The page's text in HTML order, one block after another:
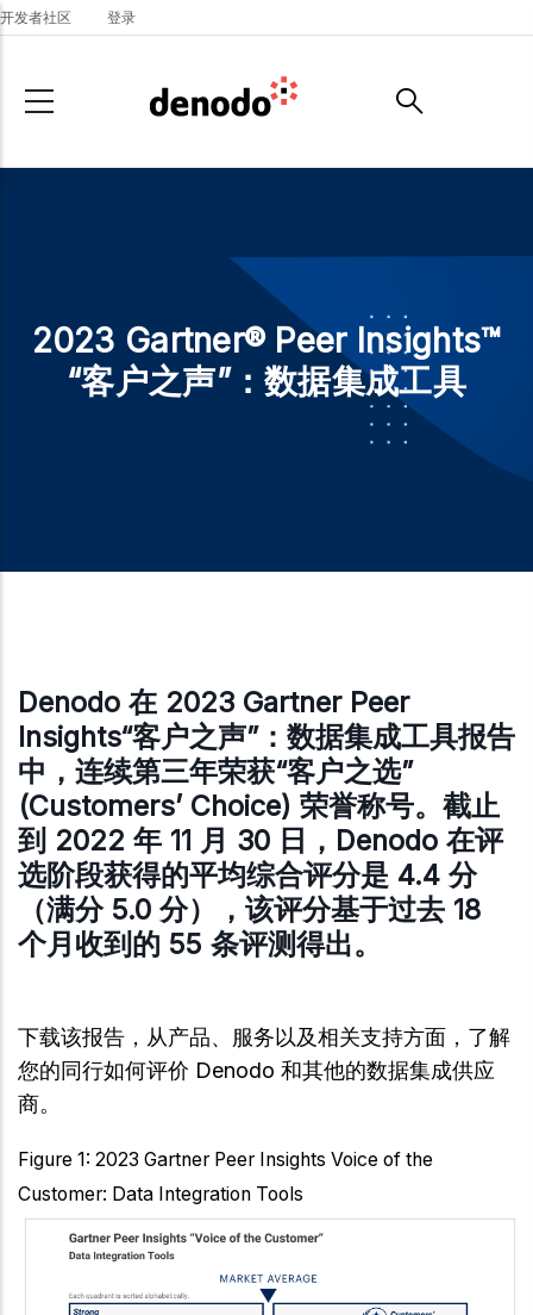
Skip to main content
开发者社区 登录
2023 Gartner® Peer Insights™
“客户之声”：数据集成工具
Denodo 在 2023 Gartner Peer
Insights“客户之声”：数据集成工具报告
中，连续第三年荣获“客户之选”
(Customers’ Choice) 荣誉称号。截止
到 2022 年 11 月 30 日，Denodo 在评
选阶段获得的平均综合评分是 4.4 分
（满分 5.0 分），该评分基于过去 18
个月收到的 55 条评测得出。
下载该报告，从产品、服务以及相关支持方面，了解
您的同行如何评价 Denodo 和其他的数据集成供应
商。
Figure 1: 2023 Gartner Peer Insights Voice of the
Customer: Data Integration Tools